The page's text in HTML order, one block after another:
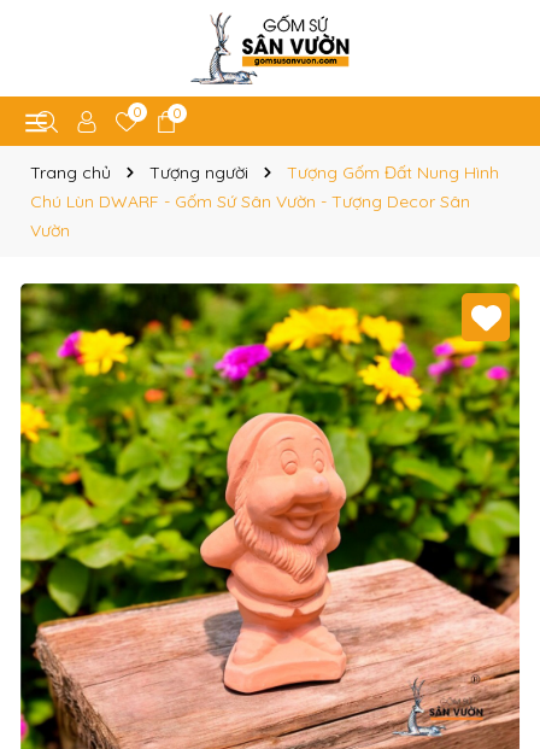
0 0
Trang chủ Tượng người
Tượng Gốm Đất Nung Hình
Chú Lùn DWARF - Gốm Sứ Sân Vườn - Tượng Decor Sân
Vườn